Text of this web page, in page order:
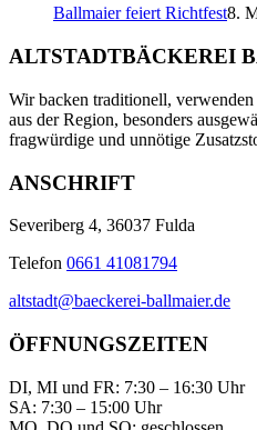
Ballmaier feiert Richtfest8.
ALTSTADTBÄCKEREI
Wir backen traditionell,
aus der Region, besonders
fragwürdige und unnötige
ANSCHRIFT
Severiberg 4, 36037 Fulda
Telefon 0661 41081794
altstadt@baeckerei-ballmaier.de
ÖFFNUNGSZEITEN
DI, MI und FR: 7:30 – 16:30 Uhr
SA: 7:30 – 15:00 Uhr